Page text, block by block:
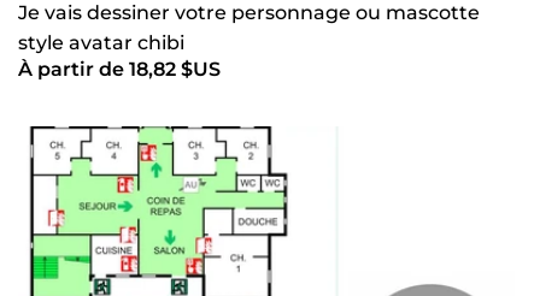
Je vais dessiner votre personnage ou mascotte
style avatar chibi
À partir de 18,82 $US